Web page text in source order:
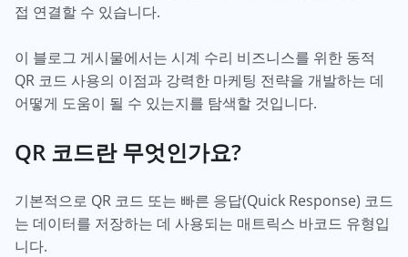
접 연결할 수 있습니다.
이 블로그 게시물에서는 시계 수리 비즈니스를 위한 동적
QR 코드 사용의 이점과 강력한 마케팅 전략을 개발하는 데
어떻게 도움이 될 수 있는지를 탐색할 것입니다.
QR 코드란 무엇인가요?
기본적으로 QR 코드 또는 빠른 응답(Quick Response) 코드
는 데이터를 저장하는 데 사용되는 매트릭스 바코드 유형입
니다.